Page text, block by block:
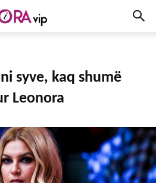
syve, kaq shumë
Leonora